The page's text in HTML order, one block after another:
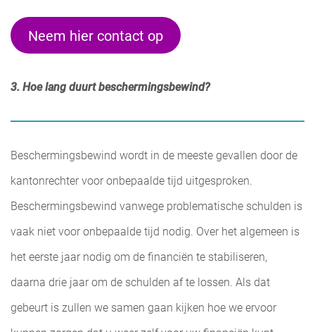
Neem hier contact op
3. Hoe lang duurt beschermingsbewind?
Beschermingsbewind wordt in de meeste gevallen door de
kantonrechter voor onbepaalde tijd uitgesproken.
Beschermingsbewind vanwege problematische schulden is
vaak niet voor onbepaalde tijd nodig. Over het algemeen is
het eerste jaar nodig om de financiën te stabiliseren,
daarna drie jaar om de schulden af te lossen. Als dat
gebeurt is zullen we samen gaan kijken hoe we ervoor